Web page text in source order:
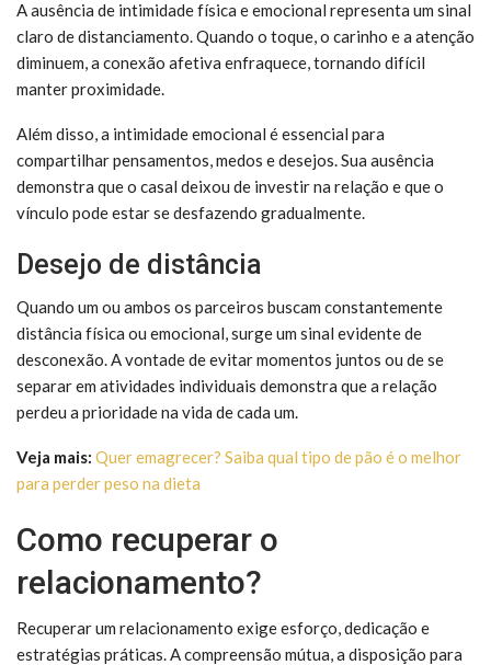
A ausência de intimidade física e emocional representa um sinal
claro de distanciamento. Quando o toque, o carinho e a atenção
diminuem, a conexão afetiva enfraquece, tornando difícil
manter proximidade.
Além disso, a intimidade emocional é essencial para
compartilhar pensamentos, medos e desejos. Sua ausência
demonstra que o casal deixou de investir na relação e que o
vínculo pode estar se desfazendo gradualmente.
Desejo de distância
Quando um ou ambos os parceiros buscam constantemente
distância física ou emocional, surge um sinal evidente de
desconexão. A vontade de evitar momentos juntos ou de se
separar em atividades individuais demonstra que a relação
perdeu a prioridade na vida de cada um.
Veja mais: Quer emagrecer? Saiba qual tipo de pão é o melhor
para perder peso na dieta
Como recuperar o
relacionamento?
Recuperar um relacionamento exige esforço, dedicação e
estratégias práticas. A compreensão mútua, a disposição para